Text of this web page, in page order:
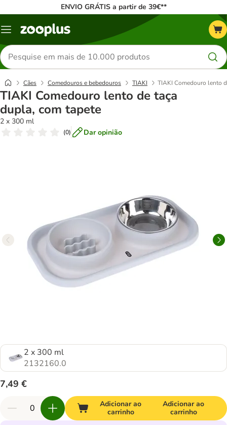
ENVIO GRÁTIS a partir de 39€**
Menu
Pesquisar
produtos
Cães Comedouros e bebedouros TIAKI TIAKI Comedouro lento
TIAKI Comedouro lento de taça
dupla, com tapete
2 x 300 ml
(0) Dar opinião
2 x 300 ml
2132160.0
7,49 €
Adicionar ao
carrinho
Adicionar ao
carrinho